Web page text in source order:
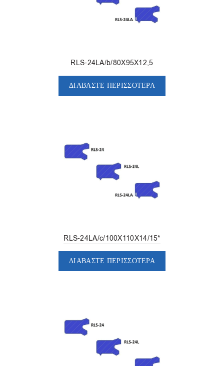
RLS-24LA/b/80X95X12,5
ΔΙΑΒΆΣΤΕ ΠΕΡΙΣΣΌΤΕΡΑ
RLS-24LA/c/100X110X14/15*
ΔΙΑΒΆΣΤΕ ΠΕΡΙΣΣΌΤΕΡΑ